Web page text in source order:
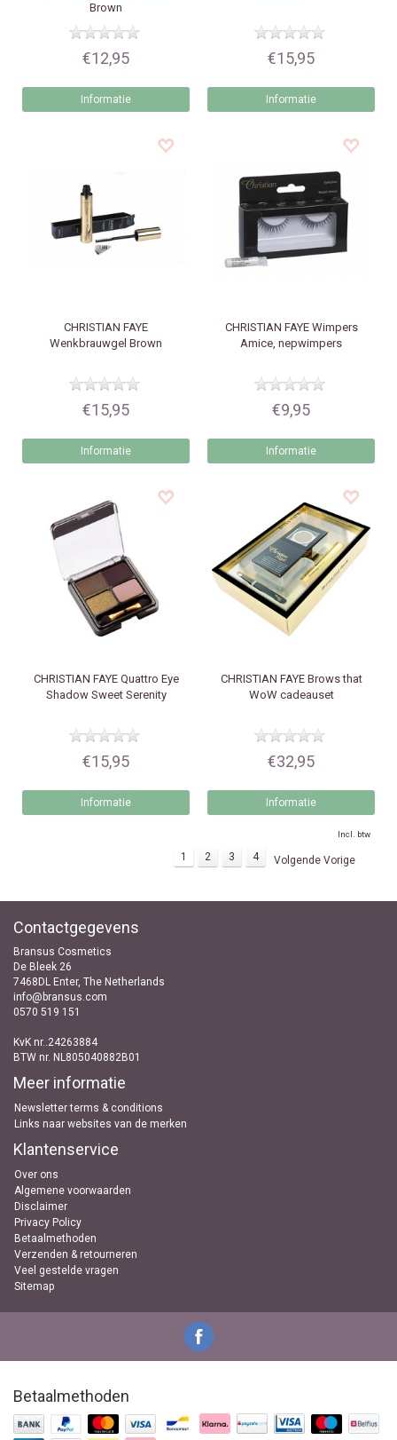
Brown
€12,95
Informatie
€15,95
Informatie
CHRISTIAN FAYE
Wenkbrauwgel Brown
€15,95
Informatie
CHRISTIAN FAYEWimpers
Amice, nepwimpers
€9,95
Informatie
CHRISTIAN FAYEQuattro Eye
Shadow Sweet Serenity
€15,95
Informatie
CHRISTIAN FAYEBrows that
WoW cadeauset
€32,95
Informatie
Incl. btw
1 2 3 4 Volgende Vorige
Contactgegevens
Bransus Cosmetics
De Bleek 26
7468DL Enter, The Netherlands
info@bransus.com
0570 519 151
KvK nr..24263884
BTW nr. NL805040882B01
Meer informatie
Newsletter terms & conditions
Links naar websites van de merken
Klantenservice
Over ons
Algemene voorwaarden
Disclaimer
Privacy Policy
Betaalmethoden
Verzenden & retourneren
Veel gestelde vragen
Sitemap
Betaalmethoden